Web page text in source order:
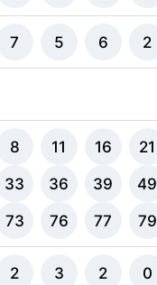
7 5 6 2
8 11 16 21
33 36 39 49
73 76 77 79
2 3 2 0